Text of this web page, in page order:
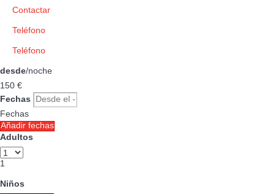
Contactar
Teléfono
Teléfono
desde/noche
150 €
Fechas
Fechas
Añadir fechas
Adultos
1
Niños